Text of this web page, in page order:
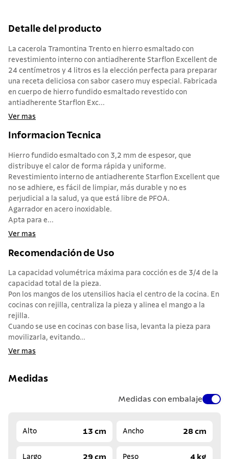
Detalle del producto
La cacerola Tramontina Trento en hierro esmaltado con
revestimiento interno con antiadherente Starflon Excellent de
24 centímetros y 4 litros es la elección perfecta para preparar
una receta deliciosa con sabor casero muy especial. Fabricada
en cuerpo de hierro fundido esmaltado revestido con
antiadherente Starflon Exc...
Ver mas
Informacion Tecnica
Hierro fundido esmaltado con 3,2 mm de espesor, que
distribuye el calor de forma rápida y uniforme.
Revestimiento interno de antiadherente Starflon Excellent que
no se adhiere, es fácil de limpiar, más durable y no es
perjudicial a la salud, ya que está libre de PFOA.
Agarrador en acero inoxidable.
Apta para e...
Ver mas
Recomendación de Uso
La capacidad volumétrica máxima para cocción es de 3/4 de la
capacidad total de la pieza.
Pon los mangos de los utensilios hacia el centro de la cocina. En
cocinas con rejilla, centraliza la pieza y alinea el mango a la
rejilla.
Cuando se use en cocinas con base lisa, levanta la pieza para
movilizarla, evitando...
Ver mas
Medidas
Medidas con embalaje
Alto 13 cm Ancho 28 cm
Largo 29 cm Peso 4 kg